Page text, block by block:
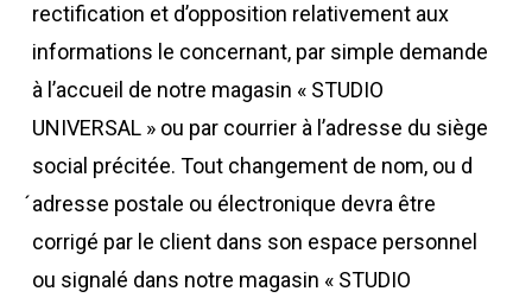
rectification et d’opposition relativement aux
informations le concernant, par simple demande
à l’accueil de notre magasin « STUDIO
UNIVERSAL » ou par courrier à l’adresse du siège
social précitée. Tout changement de nom, ou d
́adresse postale ou électronique devra être
corrigé par le client dans son espace personnel
ou signalé dans notre magasin « STUDIO